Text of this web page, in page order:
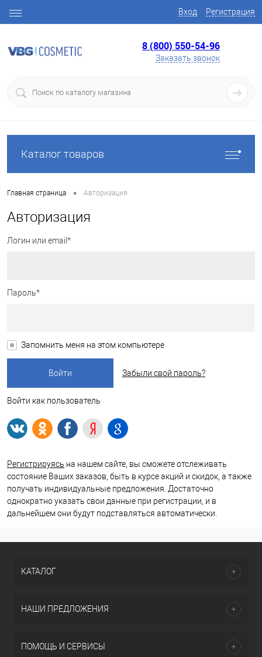
Вход Регистрация
8 (800) 550-54-96
Заказать звонок
Каталог товаров
Главная страница • Авторизация
Авторизация
Логин или email*
Пароль*
Запомнить меня на этом компьютере
Забыли свой пароль?
Войти как пользователь
Регистрируясь на нашем сайте, вы сможете отслеживать
состояние Ваших заказов, быть в курсе акций и скидок, а также
получать индивидуальные предложения. Достаточно
однократно указать свои данные при регистрации, и в
дальнейшем они будут подставляться автоматически.
КАТАЛОГ
НАШИ ПРЕДЛОЖЕНИЯ
ПОМОЩЬ И СЕРВИСЫ